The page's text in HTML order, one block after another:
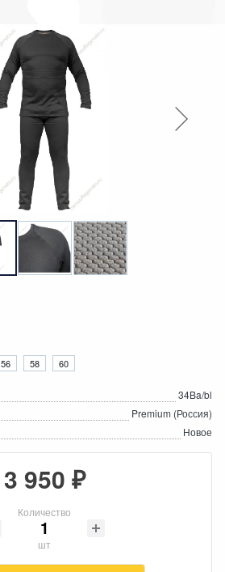
56 58 60
34Ba/bl
Premium (Россия)
Новое
3 950 ₽
Количество
шт